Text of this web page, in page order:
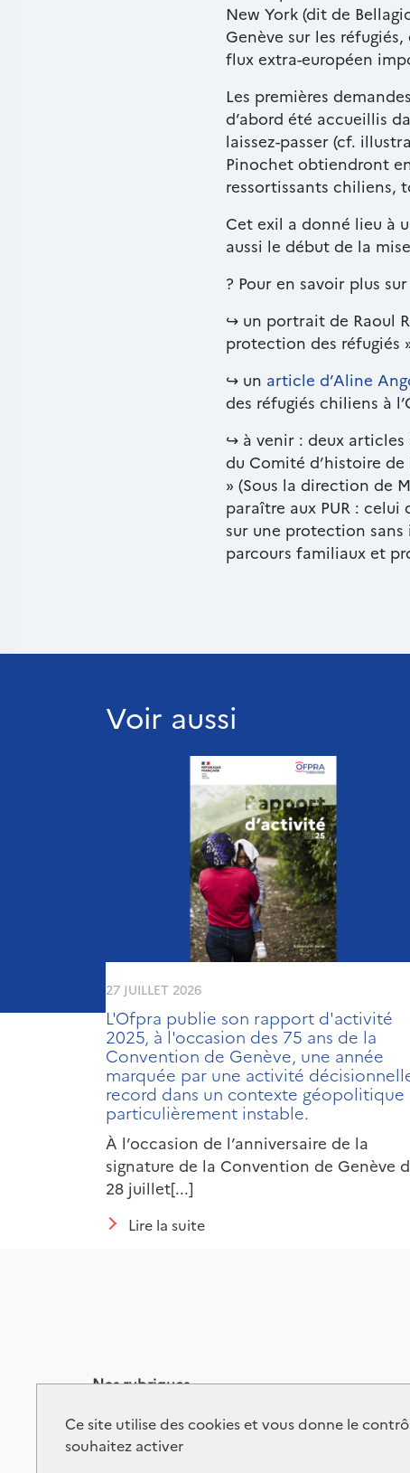
Ce site utilise des cookies et vous donne le
souhaitez activer
riche
New York (dit de
Genève sur les
flux extra-européen
Les premières
d’abord été accueillis
laissez-passer (cf.
Pinochet obtiendront
ressortissants chiliens,
Cet exil a donné lieu à
aussi le début de la
? Pour en savoir plus
↪ un portrait de Raoul
protection des réfugiés
↪ un article d’Aline
des réfugiés chiliens à
↪ à venir : deux articles
du Comité d’histoire de
» (Sous la direction de
paraître aux PUR : celui
sur une protection sans
parcours familiaux et
Voir aussi
L'Ofpra publie son rapport d'activité
2025, à l'occasion des 75 ans de la
Convention de Genève, une année
marquée par une activité
record dans un contexte géopolitique
particulièrement instable.
27 JUILLET 2026
À l’occasion de l’anniversaire de la
signature de la Convention de Genève
28 juillet[...]
Lire la suite
Nos rubriques
Recrutements